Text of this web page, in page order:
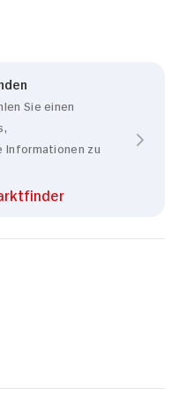
Sie einen
Informationen zu